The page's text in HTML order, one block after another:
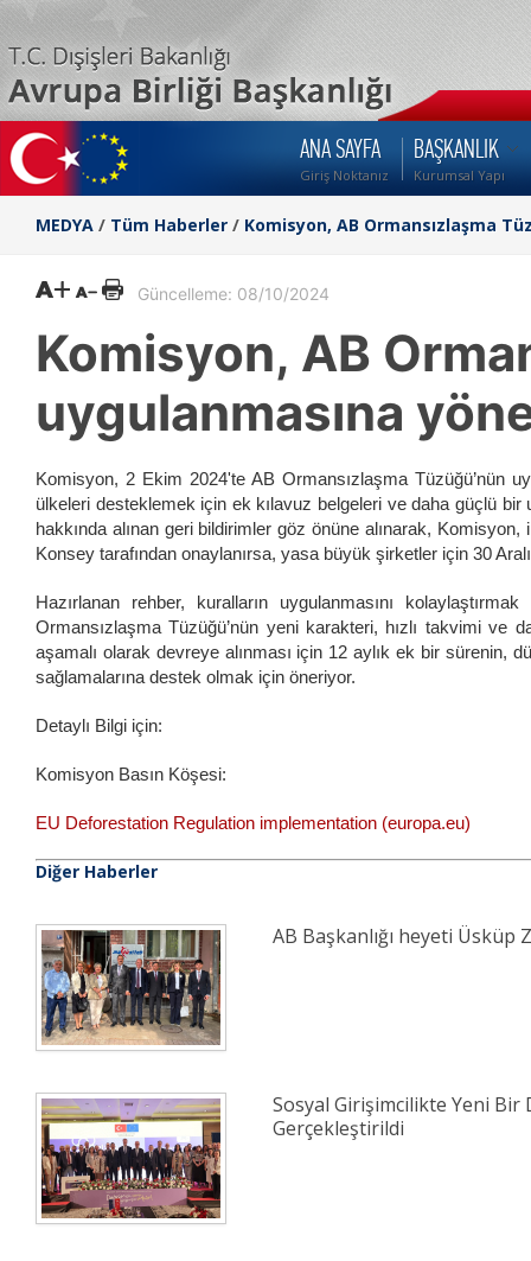
ANA SAYFA
Giriş Noktanız
BAŞKANLIK
Kurumsal Yapı
MEDYA / Tüm Haberler / Komisyon, AB Ormansızlaşma
Güncelleme: 08/10/2024
Komisyon, AB
uygulanmasına
Komisyon, 2 Ekim 2024'te AB Ormansızlaşma Tüzüğü’nün
ülkeleri desteklemek için ek kılavuz belgeleri ve daha güçlü bir
hakkında alınan geri bildirimler göz önüne alınarak,
Konsey tarafından onaylanırsa, yasa büyük şirketler için 30
Hazırlanan rehber, kuralların uygulanmasını
Ormansızlaşma Tüzüğü’nün yeni karakteri, hızlı takvimi ve
aşamalı olarak devreye alınması için 12 aylık ek bir sürenin,
sağlamalarına destek olmak için öneriyor.
Detaylı Bilgi için:
Komisyon Basın Köşesi:
EU Deforestation Regulation implementation (europa.eu)
Diğer Haberler
AB Başkanlığı heyeti Üsküp
Sosyal Girişimcilikte Yeni Bir
Gerçekleştirildi